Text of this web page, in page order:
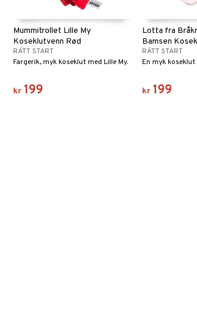
Mummitrollet Lille My
Koseklutvenn Rød
RÄTT START
Fargerik, myk koseklut med Lille My.
kr 199
Lotta fra
Bamsen
RÄTT START
En myk
kr 199